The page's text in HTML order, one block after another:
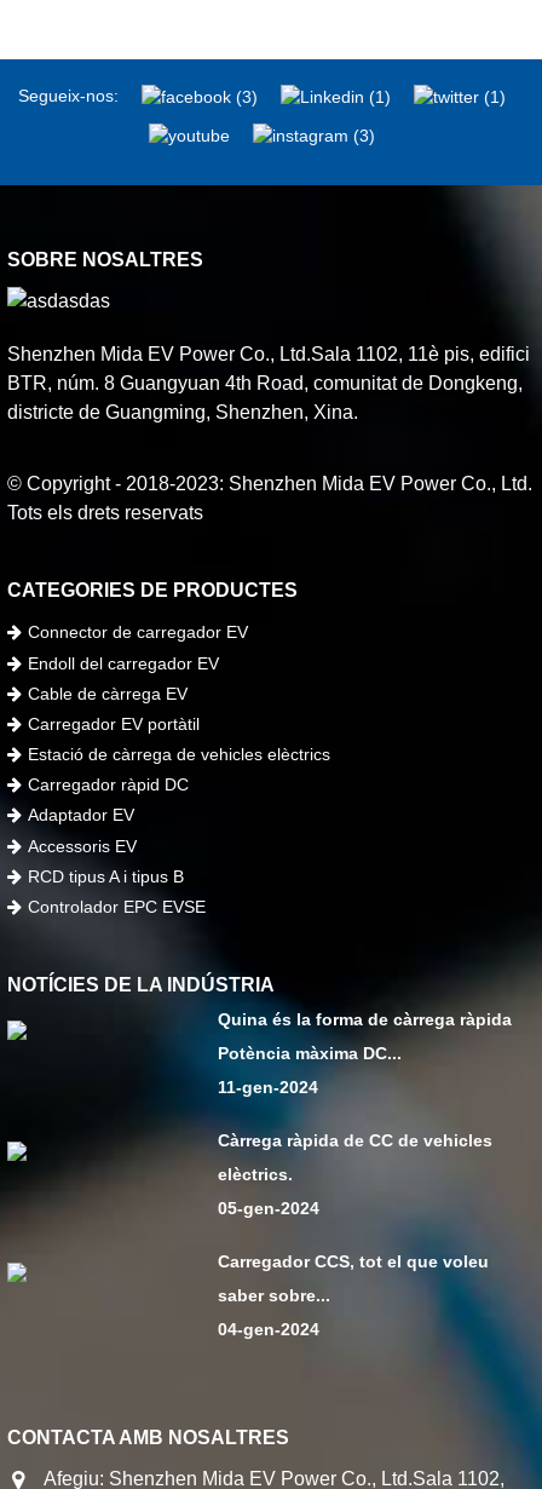
Segueix-nos:
SOBRE NOSALTRES
Shenzhen Mida EV Power Co., Ltd.Sala 1102, 11è pis, edifici
BTR, núm. 8 Guangyuan 4th Road, comunitat de Dongkeng,
districte de Guangming, Shenzhen, Xina.
© Copyright - 2018-2023: Shenzhen Mida EV Power Co., Ltd.
Tots els drets reservats
CATEGORIES DE PRODUCTES
Connector de carregador EV
Endoll del carregador EV
Cable de càrrega EV
Carregador EV portàtil
Estació de càrrega de vehicles elèctrics
Carregador ràpid DC
Adaptador EV
Accessoris EV
RCD tipus A i tipus B
Controlador EPC EVSE
NOTÍCIES DE LA INDÚSTRIA
Quina és la forma de càrrega ràpida
Potència màxima DC...
11-gen-2024
Càrrega ràpida de CC de vehicles
elèctrics.
05-gen-2024
Carregador CCS, tot el que voleu
saber sobre...
04-gen-2024
CONTACTA AMB NOSALTRES
Afegiu: Shenzhen Mida EV Power Co., Ltd.Sala 1102,